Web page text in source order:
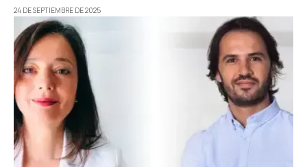
24 DE SEPTIEMBRE DE 2025